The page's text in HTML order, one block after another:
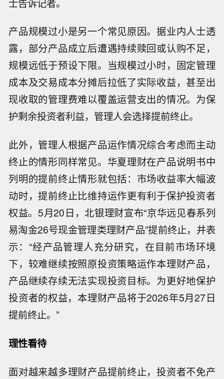
产品规模过小是另一个常见原因。据业内人士透
露，部分产品成立后遭遇持续赎回或认购不足，
规模远低于预设下限。当规模过小时，固定管理
成本及交易成本分摊后拉低了实际收益，甚至出
现收取的管理费难以覆盖运营支出的情况。为保
护剩余投资者利益，管理人会选择提前终止。
此外，管理人根据产品运作情况综合考虑而主动
终止的情形同样常见。华夏理财在产品说明书中
列明的提前终止情形就包括：市场收益率大幅波
动时，提前终止比维持运作更有利于保护投资者
权益。5月20日，北银理财宣布“京华远见春系列
易淘金26号现金管理类理财产品”提前终止，并表
示：“经产品管理人充分研究，在目前市场环境
下，较难继续按照原投资策略运作本理财产品，
产品继续存续无法实现投资目标。为更好地保护
投资者的权益，本理财产品将于2026年5月27日
提前终止。”
理性看待
面对越来越多理财产品提前终止，投资者不免产